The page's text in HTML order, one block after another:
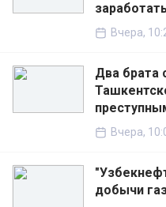
Вчера,
Два брата
Вчера,
добычи